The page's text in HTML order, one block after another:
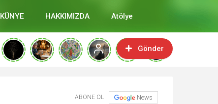
KÜNYE HAKKIMIZDA Atölye
Gönder
ABONE OL News